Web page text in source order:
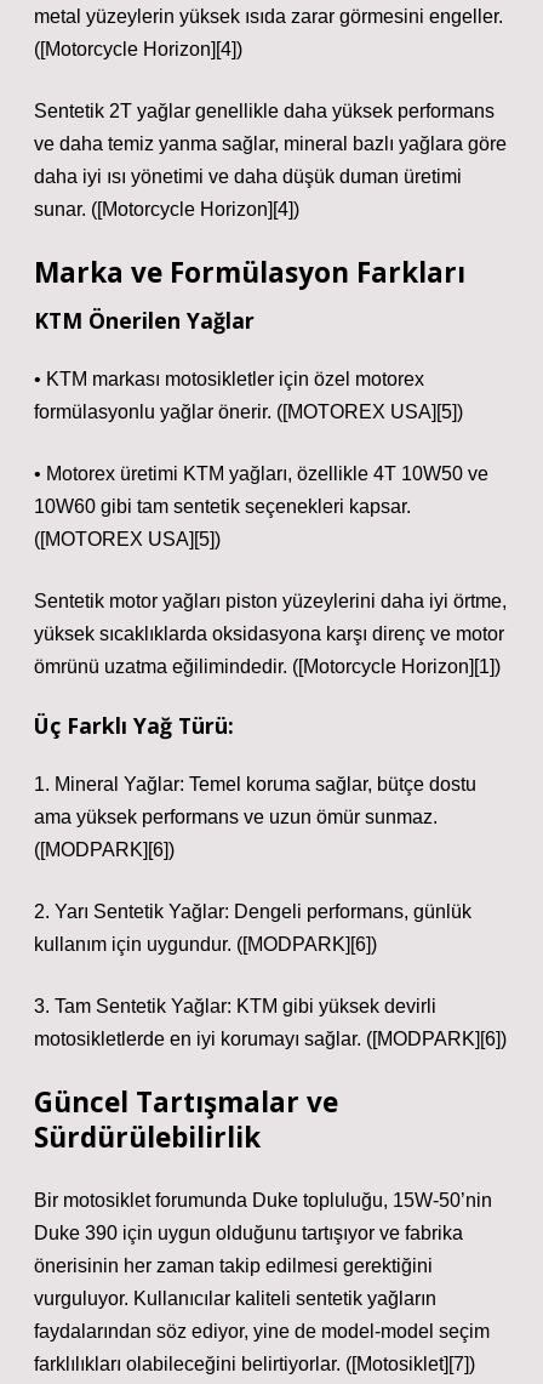
metal yüzeylerin yüksek ısıda zarar görmesini engeller.
([Motorcycle Horizon][4])
Sentetik 2T yağlar genellikle daha yüksek performans
ve daha temiz yanma sağlar, mineral bazlı yağlara göre
daha iyi ısı yönetimi ve daha düşük duman üretimi
sunar. ([Motorcycle Horizon][4])
Marka ve Formülasyon Farkları
KTM Önerilen Yağlar
• KTM markası motosikletler için özel motorex
formülasyonlu yağlar önerir. ([MOTOREX USA][5])
• Motorex üretimi KTM yağları, özellikle 4T 10W50 ve
10W60 gibi tam sentetik seçenekleri kapsar.
([MOTOREX USA][5])
Sentetik motor yağları piston yüzeylerini daha iyi örtme,
yüksek sıcaklıklarda oksidasyona karşı direnç ve motor
ömrünü uzatma eğilimindedir. ([Motorcycle Horizon][1])
Üç Farklı Yağ Türü:
1. Mineral Yağlar: Temel koruma sağlar, bütçe dostu
ama yüksek performans ve uzun ömür sunmaz.
([MODPARK][6])
2. Yarı Sentetik Yağlar: Dengeli performans, günlük
kullanım için uygundur. ([MODPARK][6])
3. Tam Sentetik Yağlar: KTM gibi yüksek devirli
motosikletlerde en iyi korumayı sağlar. ([MODPARK][6])
Güncel Tartışmalar ve
Sürdürülebilirlik
Bir motosiklet forumunda Duke topluluğu, 15W‑50’nin
Duke 390 için uygun olduğunu tartışıyor ve fabrika
önerisinin her zaman takip edilmesi gerektiğini
vurguluyor. Kullanıcılar kaliteli sentetik yağların
faydalarından söz ediyor, yine de model‑model seçim
farklılıkları olabileceğini belirtiyorlar. ([Motosiklet][7])